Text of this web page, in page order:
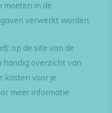
moeten in de
verwerkt worden.
op de site van de
handig overzicht van
kosten voor je
meer informatie